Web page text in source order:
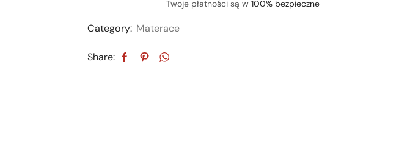
Twoje płatności są w 100% bezpieczne
Category: Materace
Share: